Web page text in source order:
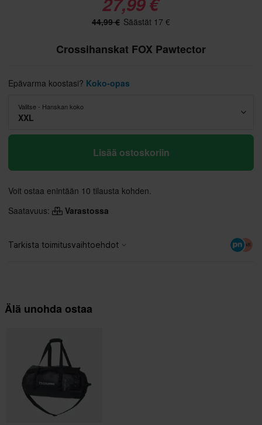
44,99 € Säästät 17 €
Crossihanskat FOX Pawtector
Epävarma koostasi? Koko-opas
Valitse - Hanskan koko
XXL
Lisää ostoskoriin
Voit ostaa enintään 10 tilausta kohden.
Saatavuus:
Varastossa
Älä unohda ostaa